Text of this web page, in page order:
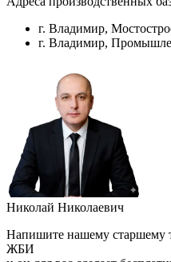
г. Владимир,
г. Владимир,
Николай Николаевич
Напишите нашему старшему
ЖБИ